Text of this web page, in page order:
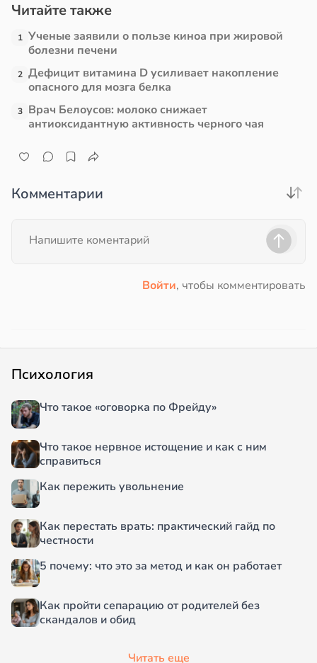
Читайте также
1 Ученые заявили о пользе киноа при жировой
болезни печени
2 Дефицит витамина D усиливает накопление
опасного для мозга белка
3 Врач Белоусов: молоко снижает
антиоксидантную активность черного чая
Комментарии
Войти, чтобы комментировать
Психология
Что такое «оговорка по Фрейду»
Что такое нервное истощение и как с ним
справиться
Как пережить увольнение
Как перестать врать: практический гайд по
честности
5 почему: что это за метод и как он работает
Как пройти сепарацию от родителей без
скандалов и обид
Читать еще